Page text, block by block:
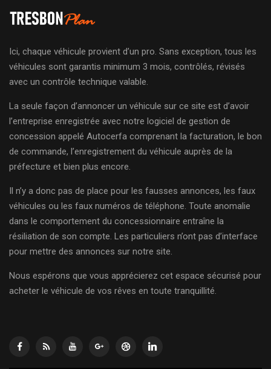
Ici, chaque véhicule provient d’un pro. Sans exception, tous les
véhicules sont garantis minimum 3 mois, contrôlés, révisés
avec un contrôle technique valable.
La seule façon d’annoncer un véhicule sur ce site est d’avoir
l’entreprise enregistrée avec notre logiciel de gestion de
concession appelé Autocerfa comprenant la facturation, le bon
de commande, l’enregistrement du véhicule auprès de la
préfecture et bien plus encore.
Il n’y a donc pas de place pour les fausses annonces, les faux
véhicules ou les faux numéros de téléphone. Toute anomalie
dans le comportement du concessionnaire entraîne la
résiliation de son compte. Les particuliers n’ont pas d’interface
pour mettre des annonces sur notre site.
Nous espérons que vous apprécierez cet espace sécurisé pour
acheter le véhicule de vos rêves en toute tranquillité.